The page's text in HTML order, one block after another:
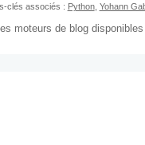
clés associés : Python, Yohann
moteurs de blog